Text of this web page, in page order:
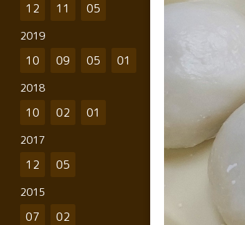
12 11 05
2019
10 09 05 01
2018
10 02 01
2017
12 05
2015
07 02